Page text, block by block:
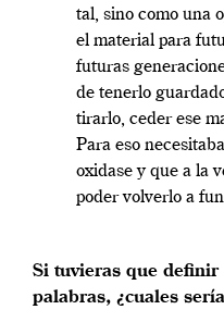
tal, sino como una
el material para
futuras
de tenerlo
tirarlo, ceder ese
Para eso
oxidase y que a la
poder volverlo a
Si tuvieras que definir
palabras, ¿cuales